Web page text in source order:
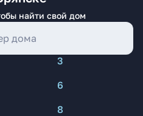
найти свой дом
3
6
8